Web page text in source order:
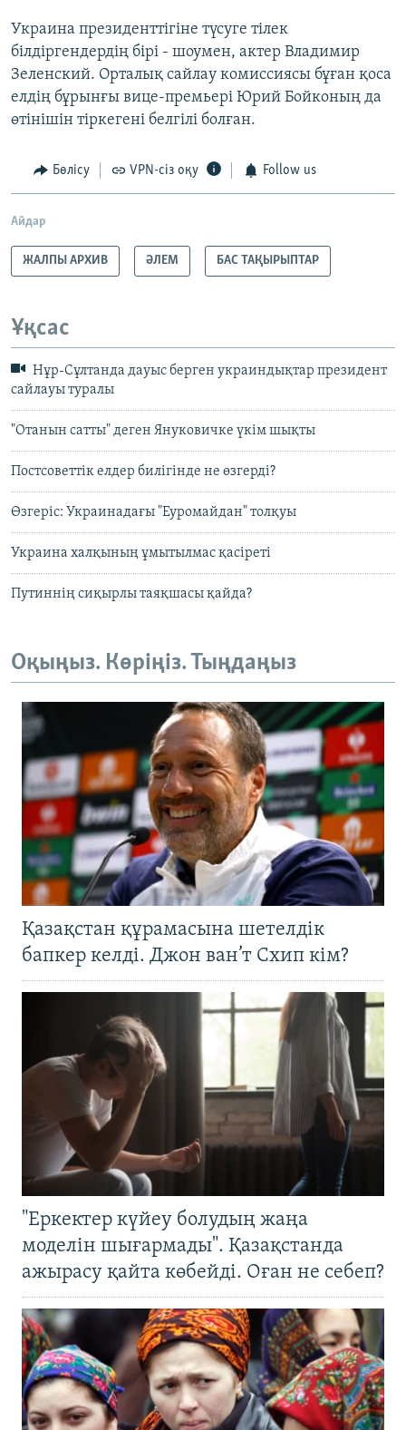
Украина президенттігіне түсуге тілек
білдіргендердің бірі - шоумен, актер Владимир
Зеленский. Орталық сайлау комиссиясы бұған қоса
елдің бұрынғы вице-премьері Юрий Бойконың да
өтінішін тіркегені белгілі болған.
Бөлісу VPN-сіз оқу Follow us
Айдар
ЖАЛПЫ АРХИВ ӘЛЕМ БАС ТАҚЫРЫПТАР
Ұқсас
Нұр-Сұлтанда дауыс берген украиндықтар президент
сайлауы туралы
"Отанын сатты" деген Януковичке үкім шықты
Постсоветтік елдер билігінде не өзгерді?
Өзгеріс: Украинадағы "Еуромайдан" толқуы
Украина халқының ұмытылмас қасіреті
Путиннің сиқырлы таяқшасы қайда?
Оқыңыз. Көріңіз. Тыңдаңыз
Қазақстан құрамасына шетелдік
бапкер келді. Джон ван’т Схип кім?
"Еркектер күйеу болудың жаңа
моделін шығармады". Қазақстанда
ажырасу қайта көбейді. Оған не себеп?